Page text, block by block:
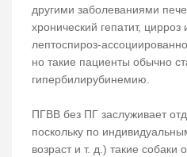
другими заболеваниями
хронический гепатит,
лептоспироз-
но такие пациенты обычно
гипербилирубинемию.
ПГВВ без ПГ заслуживает
поскольку по
возраст и т. д.) такие собаки